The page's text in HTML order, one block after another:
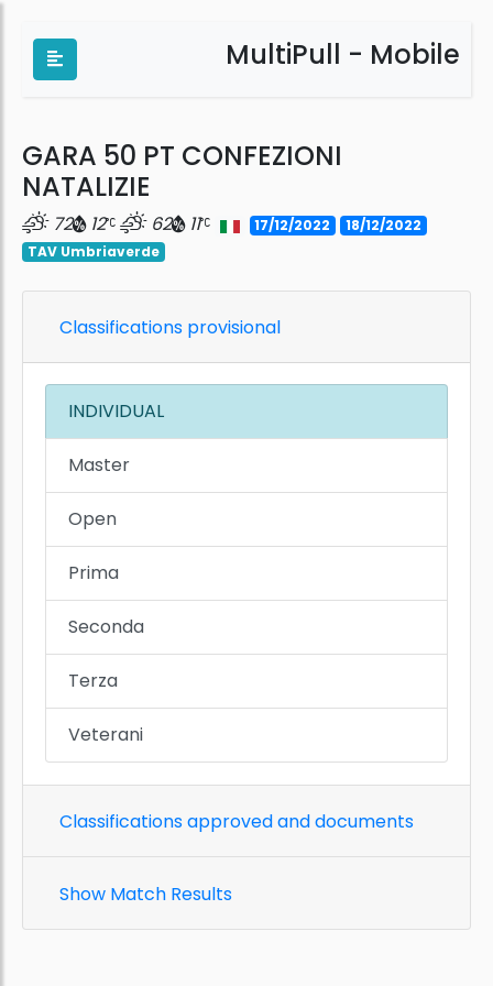
MultiPull - Mobile
GARA 50 PT CONFEZIONI
NATALIZIE
72 12 62 11 17/12/2022
18/12/2022
TAV Umbriaverde
Classifications provisional
INDIVIDUAL
Master
Open
Prima
Seconda
Terza
Veterani
Classifications approved and documents
Show Match Results